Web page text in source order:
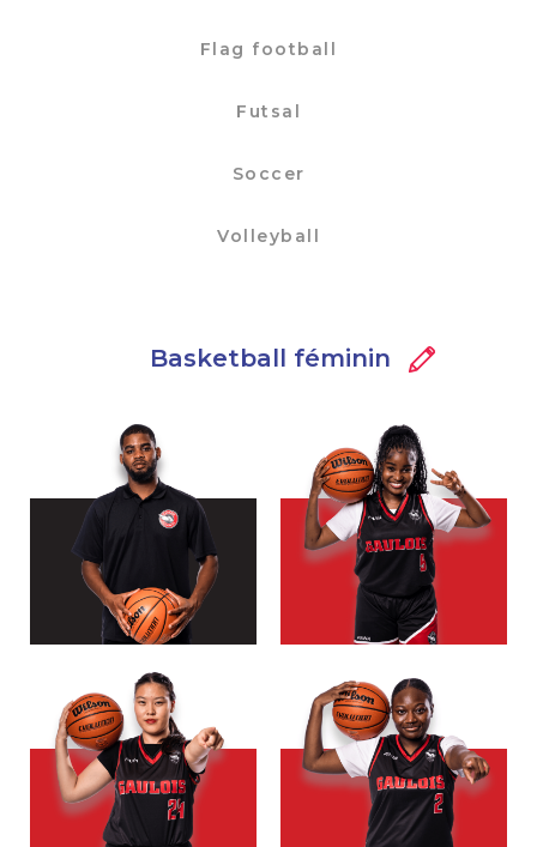
Flag football
Futsal
Soccer
Volleyball
Basketball féminin